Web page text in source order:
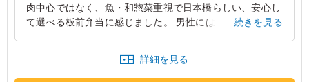
肉中心ではなく、魚・和惣菜重視で日本橋らしい、安心し
て選べる板前弁当に感じました。 男性には少し軽いと感
東京都千代田区丸の内2026/02/04
続きを見る
詳細を見る